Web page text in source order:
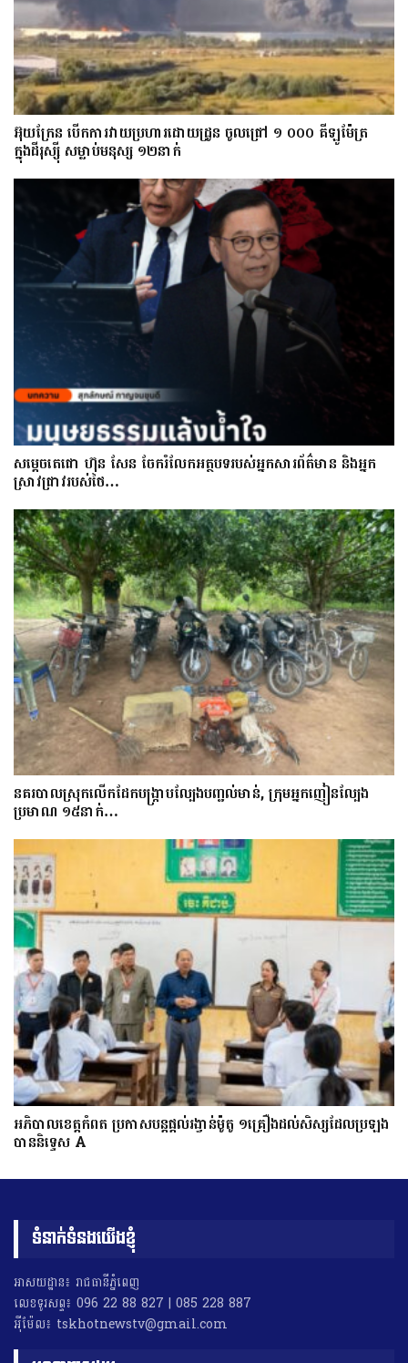
អ៊ុយក្រែន បើកការវាយប្រហារដោយដ្រូន ចូលជ្រៅ ១ ០០០ គីឡូម៉ែត្រ
ក្នុងដីរុស្ស៊ី សម្លាប់មនុស្ស ១២នាក់
សម្តេចតេជោ ហ៊ុន សែន ចែករំលែកអត្ថបទរបស់អ្នកសារព័ត៌មាន និងអ្នក
ស្រាវជ្រាវរបស់ថៃ…
នគរបាលស្រុកលើកដែកបង្ក្រាបល្បែងបញ្ជល់មាន់, ក្រុមអ្នកញៀនល្បែង
ប្រមាណ ១៥នាក់…
អភិបាលខេត្តកំពត ប្រកាសបន្តផ្តល់រង្វាន់ម៉ូតូ ១គ្រឿងដល់សិស្សដែលប្រឡង
បាននិទ្ទេស A
ទំនាក់ទំនងយើងខ្ញុំ
អាសយដ្ឋាន៖ រាជធានីភ្នំពេញ
លេខទូរសព្ទ៖ 096 22 88 827 | 085 228 887
អុីម៉ែល៖ tskhotnewstv@gmail.com